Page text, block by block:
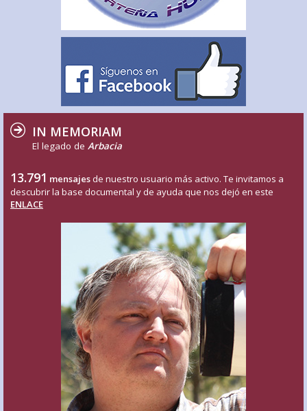
IN MEMORIAM
El legado de Arbacia
13.791 mensajes de nuestro usuario más activo. Te invitamos a
descubrir la base documental y de ayuda que nos dejó en este
ENLACE